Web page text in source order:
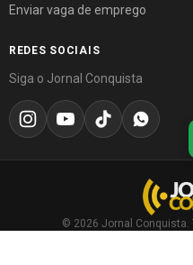
Enviar vaga de emprego
REDES SOCIAIS
Siga o Jornal Conquista
© 2026 Jornal Conquista.